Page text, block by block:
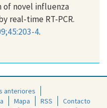
of novel influenza
real-time RT-PCR.
4.
anteriores
Mapa RSS Contacto